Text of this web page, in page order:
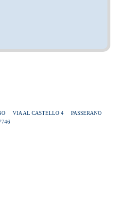
VIA AL CASTELLO 4
PASSERANO